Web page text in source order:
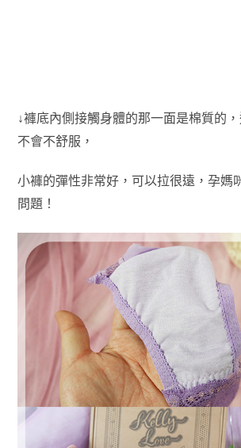
↓褲底內側接觸身體的那一面是棉質的
不會不舒服，
小褲的彈性非常好，可以拉很遠，孕媽
問題！